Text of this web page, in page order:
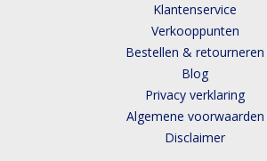
Klantenservice
Verkooppunten
Bestellen & retourneren
Blog
Privacy verklaring
Algemene voorwaarden
Disclaimer